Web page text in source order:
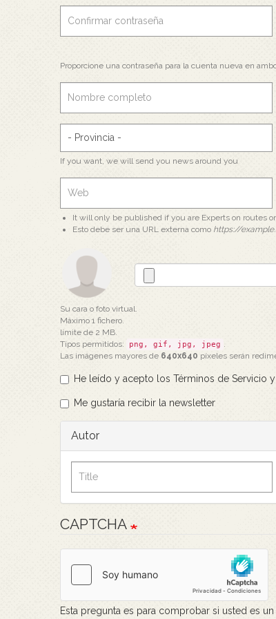
Proporcione una contraseña para la cuenta nueva en
If you want, we will send you news around you
It will only be published if you are Experts on routes
Esto debe ser una URL externa como https://
Su cara o foto virtual.
Máximo 1 fichero.
límite de 2 MB.
Tipos permitidos:
png, gif, jpg, jpeg
Las imágenes mayores de 640x640 píxeles serán
He leído y acepto los Términos de Servicio
Me gustaría recibir la newsletter
Autor
CAPTCHA
Esta pregunta es para comprobar si usted es